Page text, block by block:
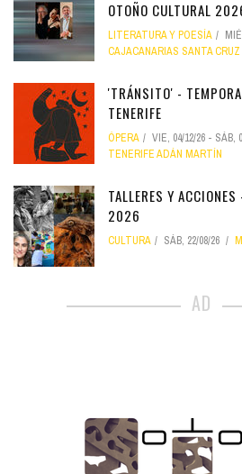
OTOÑO CULTURAL
LITERATURA Y POESÍA
CAJACANARIAS SANTA CRUZ
'TRÁNSITO' -
TENERIFE
ÓPERA VIE, 04/12/26 - SÁB,
TENERIFE ADÁN MARTÍN
TALLERES Y
2026
CULTURA SÁB, 22/08/26
AD